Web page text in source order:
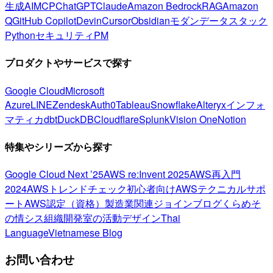
生成AIMCPChatGPTClaudeAmazon BedrockRAGAmazon
QGitHub CopilotDevinCursorObsidianモダンデータスタック
PythonセキュリティPM
プロダクトやサービスで探す
Google CloudMicrosoft
AzureLINEZendeskAuth0TableauSnowflakeAlteryxインフォ
マティカdbtDuckDBCloudflareSplunkVision OneNotion
特集やシリーズから探す
Google Cloud Next ’25AWS re:Invent 2025AWS再入門
2024AWSトレンドチェック初心者向けAWSテクニカルサポ
ートAWS認定（資格） 製造業関連ジョインブログくらめそ
の情シス組織開発室の活動デザインThai
LanguageVietnamese Blog
お問い合わせ